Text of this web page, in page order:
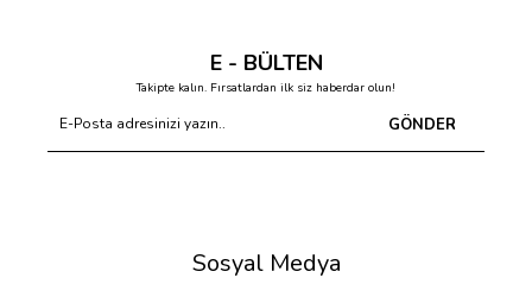
E - BÜLTEN
Takipte kalın. Fırsatlardan ilk siz haberdar olun!
GÖNDER
Sosyal Medya